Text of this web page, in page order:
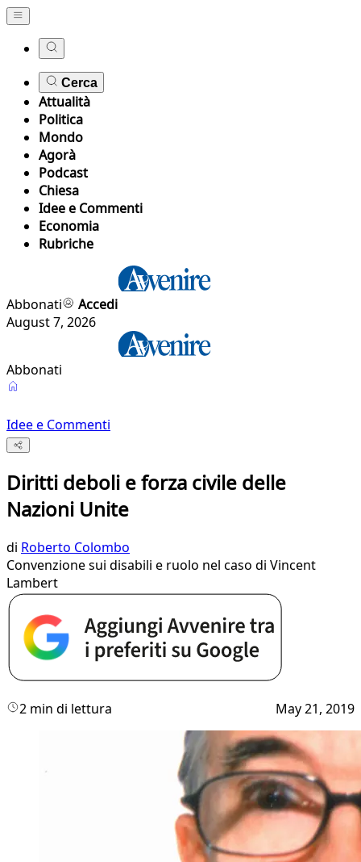
Cerca
Attualità
Politica
Mondo
Agorà
Podcast
Chiesa
Idee e Commenti
Economia
Rubriche
Abbonati
Accedi
August 7, 2026
Abbonati
Idee e Commenti
Diritti deboli e forza civile delle
Nazioni Unite
di Roberto Colombo
Convenzione sui disabili e ruolo nel caso di Vincent
Lambert
2 min di lettura May 21, 2019